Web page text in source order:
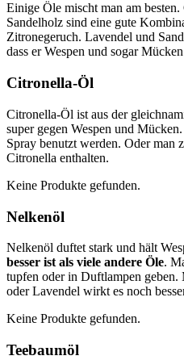
Einige Öle mischt man am
Sandelholz sind eine gute
Zitronegeruch. Lavendel und
dass er Wespen und sogar
Citronella-Öl
Citronella-Öl ist aus der
super gegen Wespen und
Spray benutzt werden. Oder man
Citronella enthalten.
Keine Produkte gefunden.
Nelkenöl
Nelkenöl duftet stark und hält
besser ist als viele andere Öle.
tupfen oder in Duftlampen
oder Lavendel wirkt es noch
Keine Produkte gefunden.
Teebaumöl